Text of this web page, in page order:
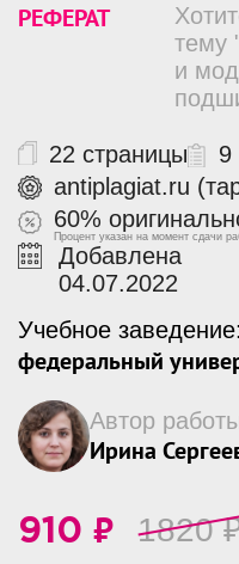
РЕФЕРАТ
тему
и
22 страницы
9
antiplagiat.ru
60%
Процент указан на момент сдачи
Добавлена
04.07.2022
Учебное заведение:
федеральный
Автор
Ирина
910 ₽ 1820